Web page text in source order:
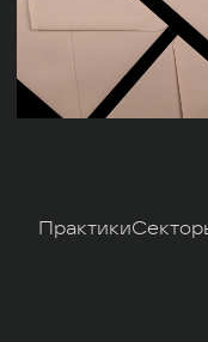
Практики